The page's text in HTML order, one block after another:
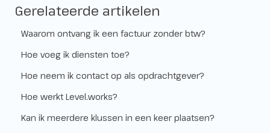
Gerelateerde artikelen
Waarom ontvang ik een factuur zonder btw?
Hoe voeg ik diensten toe?
Hoe neem ik contact op als opdrachtgever?
Hoe werkt Level.works?
Kan ik meerdere klussen in een keer plaatsen?